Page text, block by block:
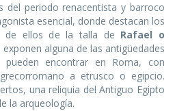
del periodo renacentista y barroco
esencial, donde destacan los
de ellos de la talla de Rafael o
exponen alguna de las antigüedades
encontrar en Roma, con
a etrusco o egipcio.
una reliquia del Antiguo Egipto
la arqueología.